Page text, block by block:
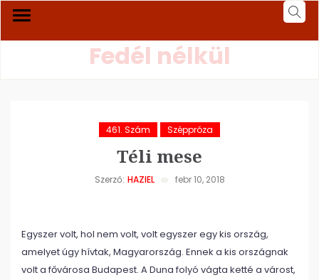
Fedél nélkül
461. Szám Széppróza
Téli mese
Szerző: HAZIEL febr 10, 2018
Egyszer volt, hol nem volt, volt egyszer egy kis ország,
amelyet úgy hívtak, Magyarország. Ennek a kis országnak
volt a fővárosa Budapest. A Duna folyó vágta ketté a várost,